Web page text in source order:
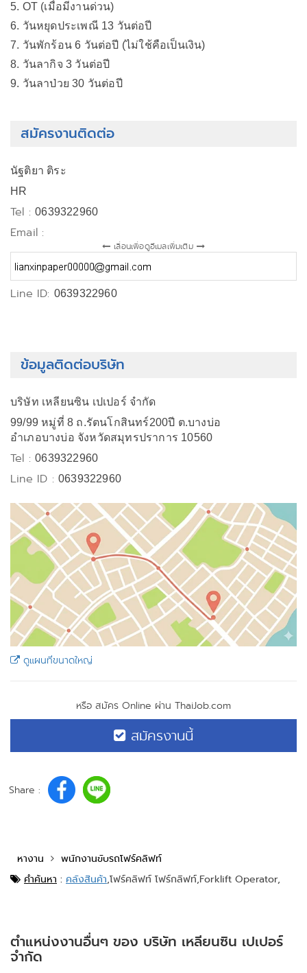
5. OT (เมื่อมีงานด่วน)
6. วันหยุดประเพณี 13 วันต่อปี
7. วันพักร้อน 6 วันต่อปี (ไม่ใช้คือเป็นเงิน)
8. วันลากิจ 3 วันต่อปี
9. วันลาป่วย 30 วันต่อปี
สมัครงานติดต่อ
นัฐติยา ติระ
HR
Tel :0639322960
Email :
เลื่อนเพื่อดูอีเมลเพิ่มเติม
Line ID: 0639322960
ข้อมูลติดต่อบริษัท
บริษัท เหลียนซิน เปเปอร์ จำกัด
99/99 หมู่ที่ 8 ถ.รัตนโกสินทร์200ปี ต.บางบ่อ
อำเภอบางบ่อ จังหวัดสมุทรปราการ 10560
Tel :0639322960
Line ID : 0639322960
ดูแผนที่ขนาดใหญ่
หรือ สมัคร Online ผ่าน ThaiJob.com
สมัครงานนี้
Share :
หางาน
พนักงานขับรถโฟร์คลิฟท์
คำค้นหา : คลังสินค้า,โฟร์คลิฟท์ โฟร์กลิฟท์,Forklift Operator,
ตำแหน่งงานอื่นๆ ของ บริษัท เหลียนซิน เปเปอร์
จำกัด